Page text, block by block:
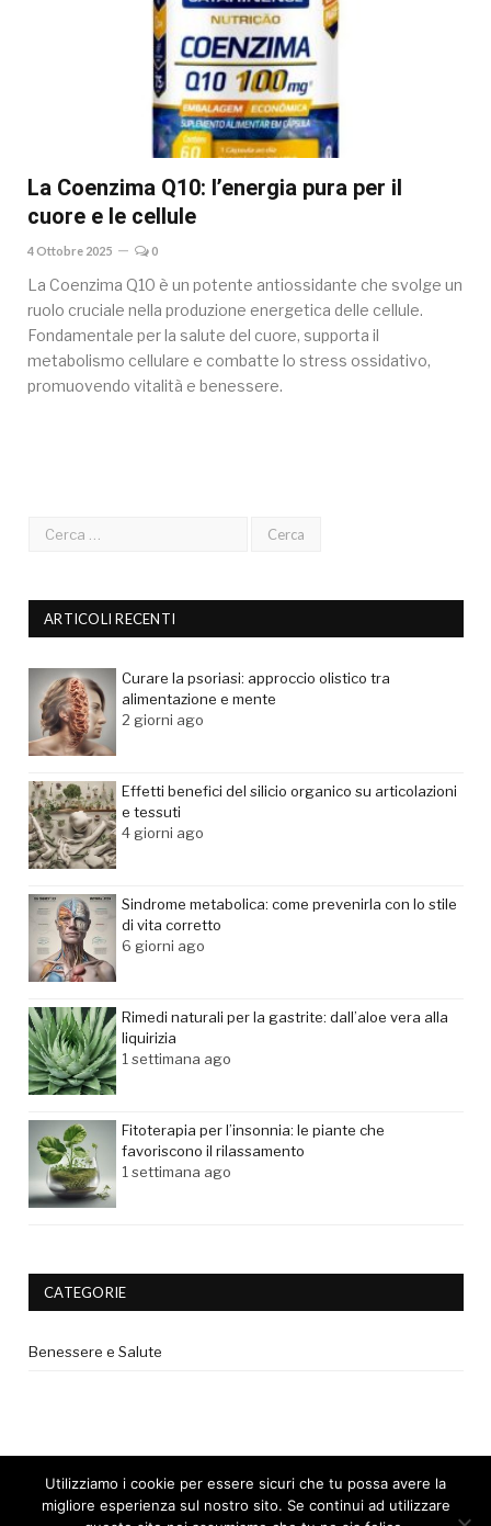
La Coenzima Q10: l’energia pura per il
cuore e le cellule
4 Ottobre 2025 0
La Coenzima Q10 è un potente antiossidante che svolge un
ruolo cruciale nella produzione energetica delle cellule.
Fondamentale per la salute del cuore, supporta il
metabolismo cellulare e combatte lo stress ossidativo,
promuovendo vitalità e benessere.
ARTICOLI RECENTI
Curare la psoriasi: approccio olistico tra
alimentazione e mente
2 giorni ago
Effetti benefici del silicio organico su articolazioni
e tessuti
4 giorni ago
Sindrome metabolica: come prevenirla con lo stile
di vita corretto
6 giorni ago
Rimedi naturali per la gastrite: dall’aloe vera alla
liquirizia
1 settimana ago
Fitoterapia per l’insonnia: le piante che
favoriscono il rilassamento
1 settimana ago
CATEGORIE
Benessere e Salute
Utilizziamo i cookie per essere sicuri che tu possa avere la
migliore esperienza sul nostro sito. Se continui ad utilizzare